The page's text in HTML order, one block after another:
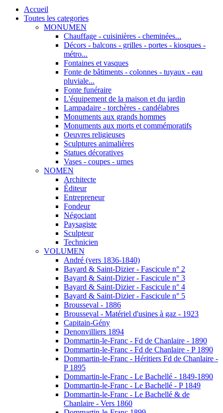
Accueil
Toutes les categories
MONUMEN
Chauffage - cuisinières - cheminées...
Décors - balcons - grilles - portes - kiosques -
métro...
Fontaines et vasques
Fonte de bâtiments - colonnes - tuyaux - eau
pluviale...
Fonte funéraire
L'équipement de la maison et du jardin
Lampadaire - torchères - candélabres
Monuments aux grands hommes
Monuments aux morts et commémoratifs
Oeuvres religieuses
Sculptures animalières
Statues décoratives
Vases - coupes - urnes
NOMEN
Architecte
Éditeur
Entrepreneur
Fondeur
Négociant
Paysagiste
Sculpteur
Technicien
VOLUMEN
André (vers 1836-1840)
Bayard & Saint-Dizier - Fascicule n° 2
Bayard & Saint-Dizier - Fascicule n° 3
Bayard & Saint-Dizier - Fascicule n° 4
Bayard & Saint-Dizier - Fascicule n° 5
Brousseval - 1886
Brousseval - Matériel d'usines à gaz - 1923
Capitain-Gény
Denonvilliers 1894
Dommartin-le-Franc - Fd de Chanlaire - 1890
Dommartin-le-Franc - Fd de Chanlaire - P 1890
Dommartin-le-Franc - Héritiers Fd de Chanlaire -
P 1895
Dommartin-le-Franc - Le Bachellé - 1849-1890
Dommartin-le-Franc - Le Bachellé - P 1849
Dommartin-le-Franc - Le Bachellé & de
Chanlaire - Vers 1860